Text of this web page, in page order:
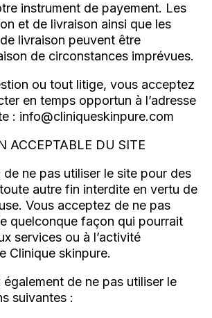
instrument de payement. Les
et de livraison ainsi que les
livraison peuvent être
de circonstances imprévues.
ou tout litige, vous acceptez
en temps opportun à l’adresse
: info@cliniqueskinpure.com
ACCEPTABLE DU SITE
ne pas utiliser le site pour des
autre fin interdite en vertu de
Vous acceptez de ne pas
quelconque façon qui pourrait
services ou à l’activité
Clinique skinpure.
de ne pas utiliser le
suivantes :